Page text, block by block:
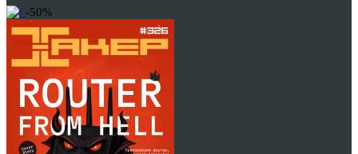
-50%